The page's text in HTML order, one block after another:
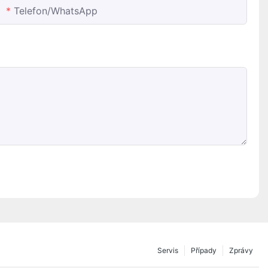
Telefon/whatsApp
Zprávy
Případy
Servis